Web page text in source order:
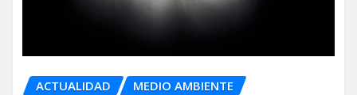
ACTUALIDAD MEDIO AMBIENTE